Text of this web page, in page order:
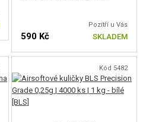
Pozítří u Vás
590 Kč SKLADEM
Kód 5482